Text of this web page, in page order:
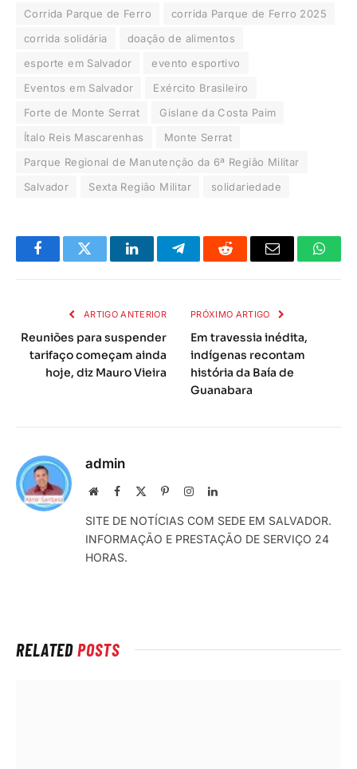
Corrida Parque de Ferro
corrida Parque de Ferro 2025
corrida solidária
doação de alimentos
esporte em Salvador
evento esportivo
Eventos em Salvador
Exército Brasileiro
Forte de Monte Serrat
Gislane da Costa Paim
Ítalo Reis Mascarenhas
Monte Serrat
Parque Regional de Manutenção da 6ª Região Militar
Salvador
Sexta Região Militar solidariedade
FacebookTwitter LinkedInTelegramaReddit
E-
ARTIGO ANTERIOR
Reuniões para suspender
tarifaço começam ainda
hoje, diz Mauro Vieira
PRÓXIMO ARTIGO
Em travessia inédita,
indígenas recontam
história da Baía de
Guanabara
admin
Local
rede
Internet
Facebook PinterestInstagramLinkedIn
SITE DE NOTÍCIAS COM SEDE EM SALVADOR.
INFORMAÇÃO E PRESTAÇÃO DE SERVIÇO 24
HORAS.
RELATEDPOSTS